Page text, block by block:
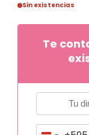
Sin existencias
Te